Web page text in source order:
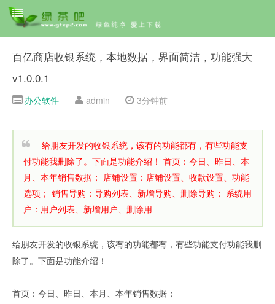
百亿商店收银系统，本地数据，界面简洁，功能强大
v1.0.0.1
办公软件 admin 3分钟前
给朋友开发的收银系统，该有的功能都有，有些功能支
付功能我删除了。下面是功能介绍！ 首页：今日、昨日、本
月、本年销售数据； 店铺设置：店铺设置、收款设置、功能
选项； 销售导购：导购列表、新增导购、删除导购； 系统用
户：用户列表、新增用户、删除用
给朋友开发的收银系统，该有的功能都有，有些功能支付功能我删
除了。下面是功能介绍！
首页：今日、昨日、本月、本年销售数据；